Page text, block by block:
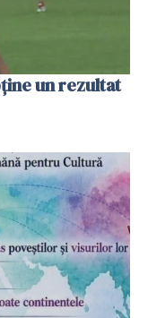
un rezultat